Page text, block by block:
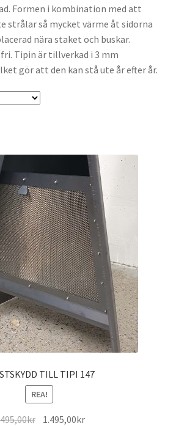
Formen i kombination med att
strålar så mycket värme åt sidorna
nära staket och buskar.
Tipin är tillverkad i 3 mm
gör att den kan stå ute år efter år.
TILL TIPI 147
REA!
kr Det
1.495,00krDet